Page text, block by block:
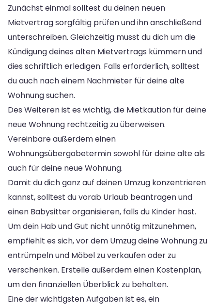
Zunächst einmal solltest du deinen neuen
Mietvertrag sorgfältig prüfen und ihn anschließend
unterschreiben. Gleichzeitig musst du dich um die
Kündigung deines alten Mietvertrags kümmern und
dies schriftlich erledigen. Falls erforderlich, solltest
du auch nach einem Nachmieter für deine alte
Wohnung suchen.
Des Weiteren ist es wichtig, die Mietkaution für deine
neue Wohnung rechtzeitig zu überweisen.
Vereinbare außerdem einen
Wohnungsübergabetermin sowohl für deine alte als
auch für deine neue Wohnung.
Damit du dich ganz auf deinen Umzug konzentrieren
kannst, solltest du vorab Urlaub beantragen und
einen Babysitter organisieren, falls du Kinder hast.
Um dein Hab und Gut nicht unnötig mitzunehmen,
empfiehlt es sich, vor dem Umzug deine Wohnung zu
entrümpeln und Möbel zu verkaufen oder zu
verschenken. Erstelle außerdem einen Kostenplan,
um den finanziellen Überblick zu behalten.
Eine der wichtigsten Aufgaben ist es, ein